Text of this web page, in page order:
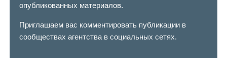
опубликованных материалов.
Приглашаем вас комментировать публикации в
сообществах агентства в социальных сетях.